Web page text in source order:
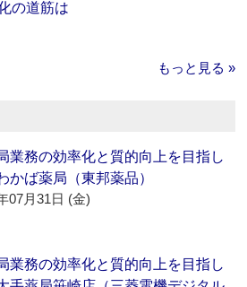
の道筋は
もっと見る »
業務の効率化と質的向上を目指し
かば薬局（東邦薬品）
07月31日 (金)
業務の効率化と質的向上を目指し